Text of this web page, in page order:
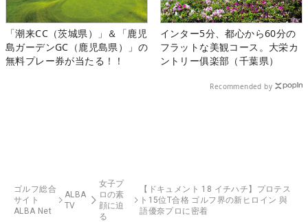
「潮来CC（茨城県）」＆「鹿児
島ガーデンGC（鹿児島県）」の
無料プレー券が当たる！！
インター5分、都心から60分の
フラットな美観コース。大栄カ
ントリー俱楽部（千葉県）
Recommended by
ゴルフ総合
サイト
ALBA Net
ALBA
TV
女子プ
ロの素
顔に迫
る
【ドキュメント 18 イチハチ】プロテス
ト15位T合格 ゴルフ界の新ヒロイン 與
語優奈プロに密着